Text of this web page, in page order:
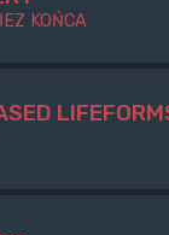
KOŃCA